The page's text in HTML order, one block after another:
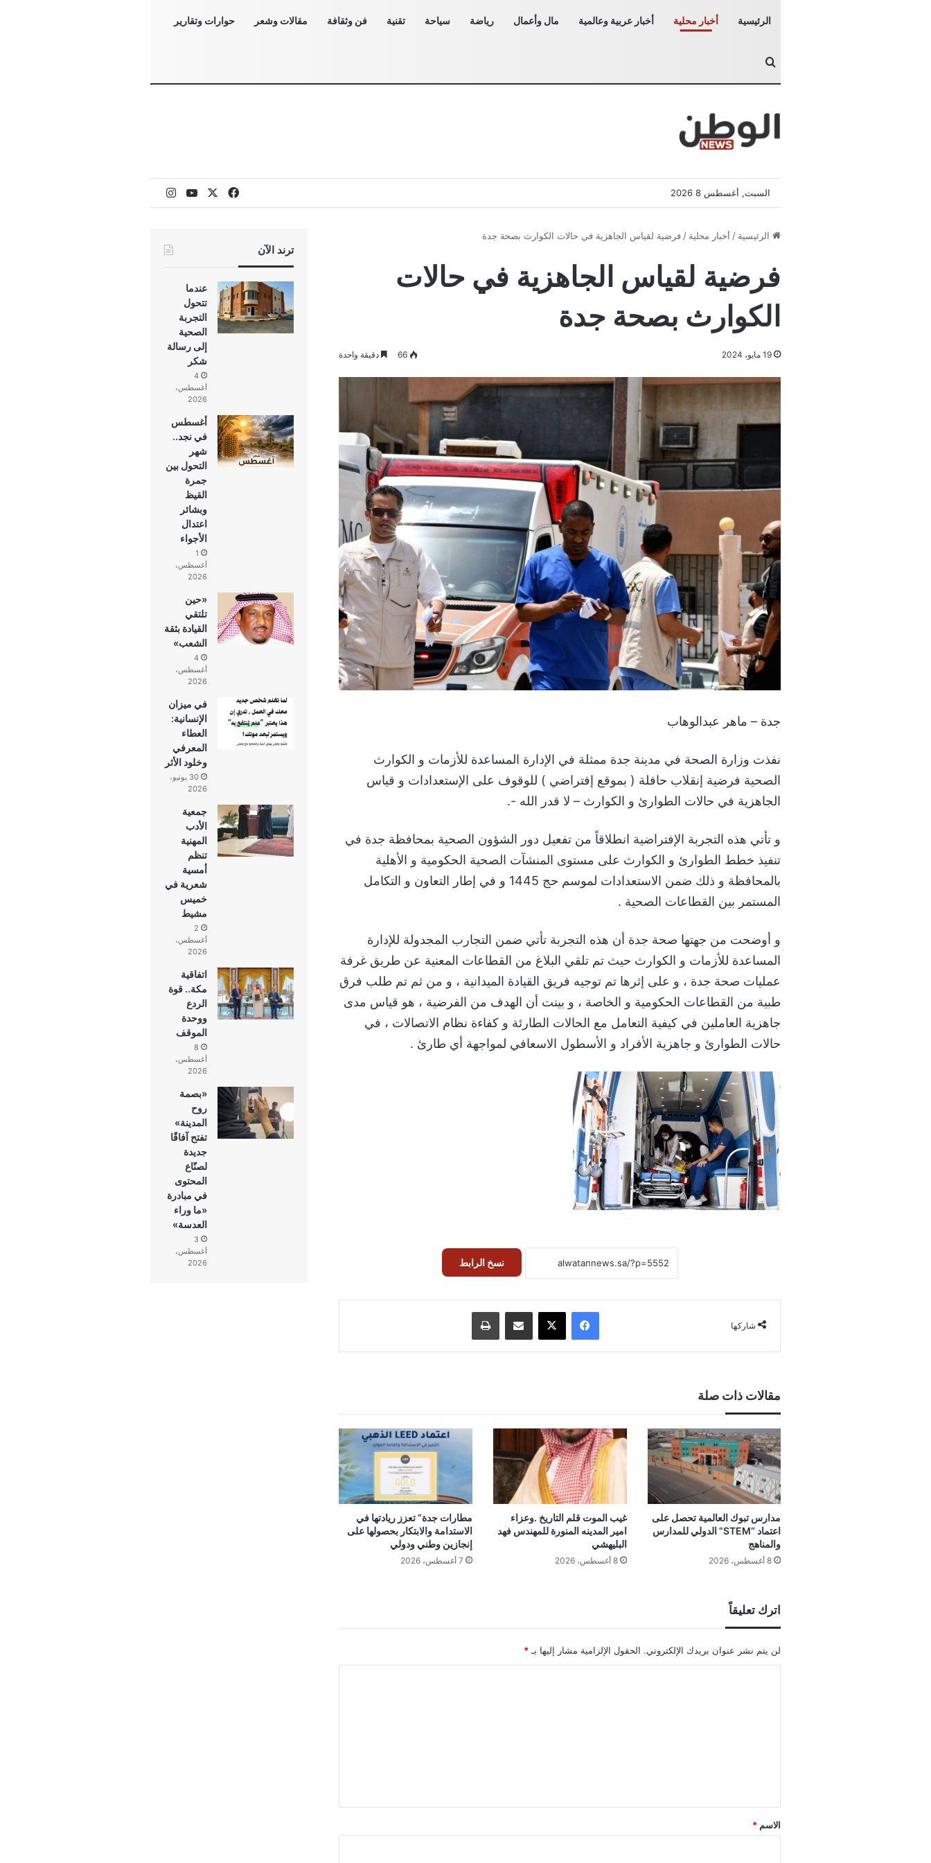
الرئيسية أخبار محلية أخبار عربية وعالمية مال وأعمال رياضة سياحة تقنية فن وثقافة مقالات وشعر حوارات وتقارير
بحث عن
السبت, أغسطس 8 2026 فيسبوك ‫YouTubeانستقرام
الرئيسية / أخبار محلية / فرضية لقياس الجاهزية في حالات الكوارث بصحة جدة
فرضية لقياس الجاهزية في حالات
الكوارث بصحة جدة
19 مايو، 2024 66 دقيقة واحدة
جدة – ماهر عبدالوهاب
نفذت وزارة الصحة في مدينة جدة ممثلة في الإدارة المساعدة للأزمات و الكوارث
الصحية فرضية إنقلاب حافلة ( بموقع إفتراضي ) للوقوف على الإستعدادات و قياس
الجاهزية في حالات الطوارئ و الكوارث – لا قدر الله -.
و تأتي هذه التجربة الإفتراضية انطلاقاً من تفعيل دور الشؤون الصحية بمحافظة جدة في
تنفيذ خطط الطوارئ و الكوارث على مستوى المنشآت الصحية الحكومية و الأهلية
بالمحافظة و ذلك ضمن الاستعدادات لموسم حج 1445 و في إطار التعاون و التكامل
المستمر بين القطاعات الصحية .
و أوضحت من جهتها صحة جدة أن هذه التجربة تأتي ضمن التجارب المجدولة للإدارة
المساعدة للأزمات و الكوارث حيث تم تلقي البلاغ من القطاعات المعنية عن طريق غرفة
عمليات صحة جدة ، و على إثرها تم توجيه فريق القيادة الميدانية ، و من ثم تم طلب فرق
طبية من القطاعات الحكومية و الخاصة ، و بينت أن الهدف من الفرضية ، هو قياس مدى
جاھزیة العاملين في كیفیة التعامل مع الحالات الطارئة و كفاءة نظام الاتصالات ، في
حالات الطوارئ و جاھزیة الأفراد و الأسطول الاسعافي لمواجهة أي طارئ .
نسخ الرابط
شاركها
فيسبوك ‫X مشاركة عبر البريد طباعة
مقالات ذات صلة
مدارس تبوك العالمية تحصل على
اعتماد “STEM” الدولي للمدارس
والمناهج
8 أغسطس، 2026
غيب الموت قلم التاريخ .وعزاء
امير المدينه المنورة للمهندس فهد
البليهشي
8 أغسطس، 2026
مطارات جدة” تعزز ريادتها في
الاستدامة والابتكار بحصولها على
إنجازين وطني ودولي
7 أغسطس، 2026
اترك تعليقاً
لن يتم نشر عنوان بريدك الإلكتروني. الحقول الإلزامية مشار إليها بـ *
*
الاسم *
ترند الآن
عندما
تتحول
التجربة
الصحية
إلى رسالة
شكر
4
أغسطس،
2026
أغسطس
في نجد..
شهر
التحول بين
جمرة
القيظ
وبشائر
اعتدال
الأجواء
1
أغسطس،
2026
«حين
تلتقي
القيادة بثقة
الشعب»
4
أغسطس،
2026
في ميزان
الإنسانية:
العطاء
المعرفي
وخلود الأثر
30 يونيو،
2026
جمعية
الأدب
المهنية
تنظم
أمسية
شعرية في
خميس
مشيط
2
أغسطس،
2026
اتفاقية
مكة.. قوة
الردع
ووحدة
الموقف
8
أغسطس،
2026
«بصمة
روح
المدينة»
تفتح آفاقًا
جديدة
لصنّاع
المحتوى
في مبادرة
«ما وراء
العدسة»
3
أغسطس،
2026